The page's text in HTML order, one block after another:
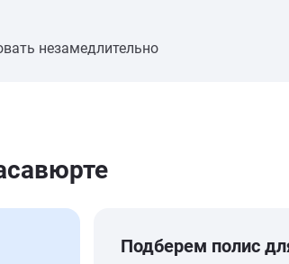
незамедлительно
Подберем полис